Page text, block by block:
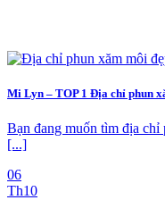
Mi Lyn – TOP 1 Địa chỉ phun
Bạn đang muốn tìm địa chỉ
[...]
06
Th10